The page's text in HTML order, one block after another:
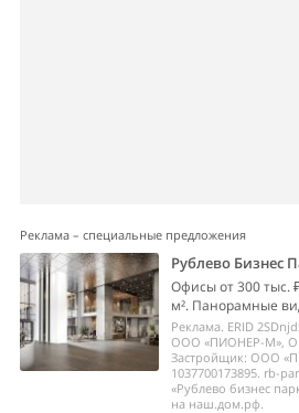
Реклама – специальные предложения
Рублево Бизнес
Офисы от 300 тыс.
м². Панорамные
Реклама. ERID
ООО «ПИОНЕР-М»,
Застройщик: ООО
1037700173895. rb-
«Рублево бизнес
на наш.дом.рф.